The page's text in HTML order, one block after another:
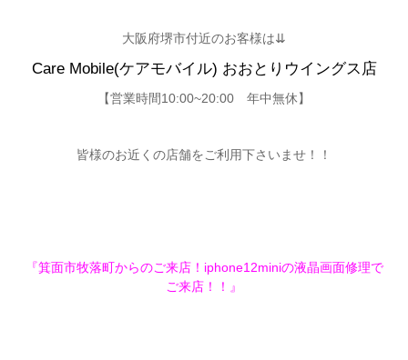
大阪府堺市付近のお客様は⇊
Care Mobile(ケアモバイル) おおとりウイングス店
【営業時間10:00~20:00 年中無休】
皆様のお近くの店舗をご利用下さいませ！！
『箕面市牧落町からのご来店！iphone12miniの液晶画面修理で
ご来店！！』